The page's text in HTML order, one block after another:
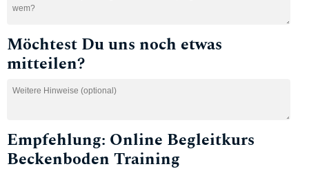
Möchtest Du uns noch etwas
mitteilen?
Empfehlung: Online Begleitkurs
Beckenboden Training